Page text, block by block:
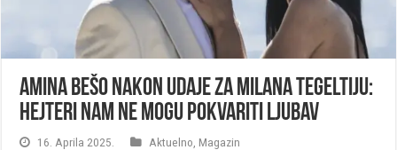
Amina Bešo nakon udaje za Milana Tegeltiju:
Hejteri nam ne mogu pokvariti ljubav
16. Aprila 2025. Aktuelno Magazin